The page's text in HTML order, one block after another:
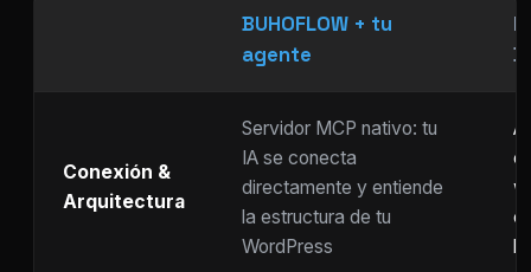
BUHOFLOW + tu
agente
Conexión &
Arquitectura
Servidor MCP nativo: tu
IA se conecta
directamente y entiende
la estructura de tu
WordPress